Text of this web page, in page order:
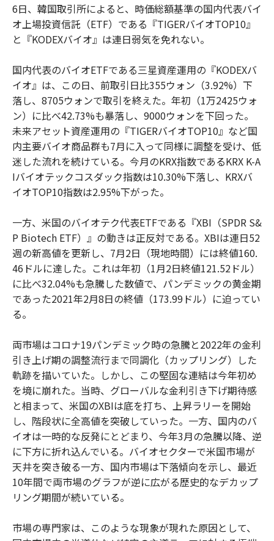
6日、韓国取引所によると、時価総額基準の国内代表バイ
オ上場投資信託（ETF）である『TIGERバイオTOP10』
と『KODEXバイオ』は連日弱気を免れない。
国内代表のバイオETFである三星資産運用の『KODEXバ
イオ』は、この日、前取引日比355ウォン（3.92%）下
落し、8705ウォンで取引を終えた。年初（1万2425ウォ
ン）に比べ42.73%も暴落し、9000ウォンを下回った。
未来アセット資産運用の『TIGERバイオTOP10』など国
内主要バイオ商品群も7月に入って同様に調整を受け、低
迷した流れを続けている。今月のKRX指数であるKRX K-A
Iバイオテックコスダック指数は10.30%下落し、KRXバ
イオTOP10指数は2.95%下がった。
一方、米国のバイオテク代表ETFである『XBI（SPDR S&
P Biotech ETF）』の動きは正反対である。XBIは連日52
週の新高値を更新し、7月2日（現地時間）には終値160.
46ドルに達した。これは年初（1月2日終値121.52ドル）
に比べ32.04%も急騰した数値で、パンデミックの黄金期
であった2021年2月8日の終値（173.99ドル）に迫ってい
る。
両市場はコロナ19パンデミック時の急騰と2022年の金利
引き上げ期の調整流行まで同調化（カップリング）した
軌跡を描いていた。しかし、この堅固な連結は今年初め
を境に崩れた。当時、グローバルな金利引き下げ期待感
と相まって、米国のXBIは底を打ち、上昇ラリーを開始
し、階段状に全高値を突破していった。一方、国内のバ
イオは一時的な反発にとどまり、今年3月の急騰以降、逆
に下方に折れ込んでいる。バイオセクターで米国市場が
天井を突き破る一方、国内市場は下落傾向を示し、最近
10年間で両市場のグラフが逆に広がる歴史的なデカップ
リング期間が続いている。
市場の専門家は、このような現象が現れた原因として、